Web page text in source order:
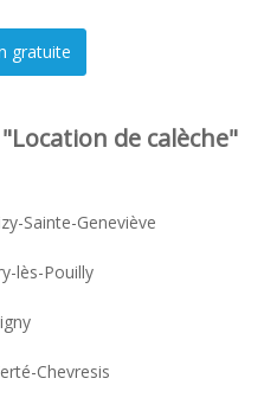
de calèche"
Sainte-Geneviève
lès-Pouilly
Chevresis